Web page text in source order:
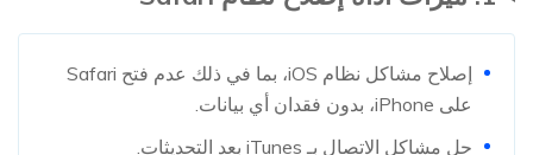
إصلاح مشاكل نظام iOS، بما في ذلك عدم فتح Safari
على iPhone، بدون فقدان أي بيانات.
حل مشاكل الاتصال بـ iTunes بعد التحديثات.